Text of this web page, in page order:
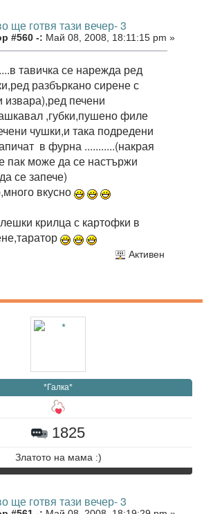
ще готвя тази вечер- 3
#560 -: Май 08, 2008, 18:11:15 pm »
тавичка се нарежда ред
разбъркано сирене с
печени
,губки,пушено филе
чушки,и така подредени
в фурна ...........(накрая
пак може да се настържи
се запече)
вкусно
крилца с картофки в
Активен
*Галка*
1825
Златото на мама :)
ще готвя тази вечер- 3